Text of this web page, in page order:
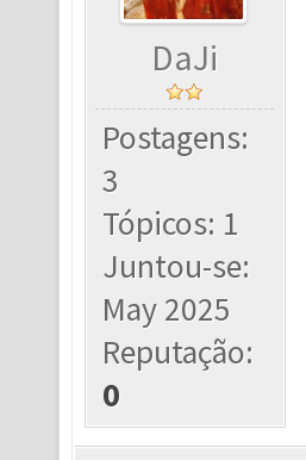
DaJi
Postagens:
3
Tópicos: 1
Juntou-se:
May 2025
Reputação:
0